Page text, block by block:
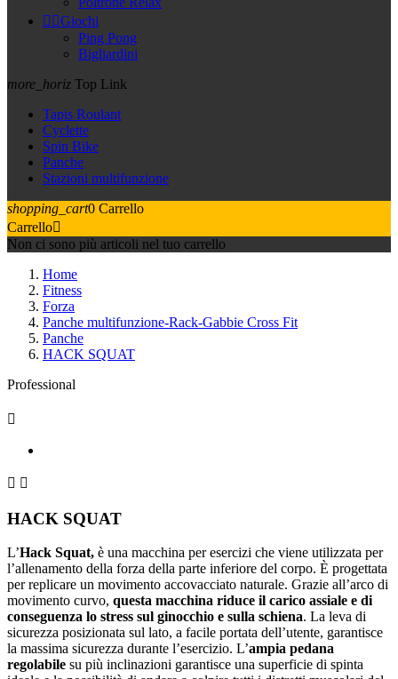
 Giochi
Ping Pong
Bigliardini
more_horiz Top Link
Tapis Roulant
Cyclette
Spin Bike
Panche
Stazioni multifunzione
shopping_cart0 Carrello
Carrello
Non ci sono più articoli nel tuo carrello
Home
Fitness
Forza
Panche multifunzione-Rack-Gabbie Cross Fit
Panche
HACK SQUAT
Professional

 
HACK SQUAT
L’Hack Squat, è una macchina per esercizi che viene utilizzata per
l’allenamento della forza della parte inferiore del corpo. È progettata
per replicare un movimento accovacciato naturale. Grazie all’arco di
movimento curvo, questa macchina riduce il carico assiale e di
conseguenza lo stress sul ginocchio e sulla schiena. La leva di
sicurezza posizionata sul lato, a facile portata dell’utente, garantisce
la massima sicurezza durante l’esercizio. L’ampia pedana
regolabile su più inclinazioni garantisce una superficie di spinta